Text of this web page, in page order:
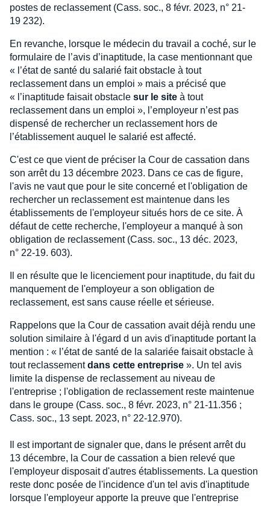
postes de reclassement (Cass. soc., 8 févr. 2023, n° 21-
19 232).
En revanche, lorsque le médecin du travail a coché, sur le
formulaire de l’avis d’inaptitude, la case mentionnant que
« l’état de santé du salarié fait obstacle à tout
reclassement dans un emploi » mais a précisé que
« l’inaptitude faisait obstacle sur le site à tout
reclassement dans un emploi », l’employeur n’est pas
dispensé de rechercher un reclassement hors de
l’établissement auquel le salarié est affecté.
C'est ce que vient de préciser la Cour de cassation dans
son arrêt du 13 décembre 2023. Dans ce cas de figure,
l'avis ne vaut que pour le site concerné et l'obligation de
rechercher un reclassement est maintenue dans les
établissements de l'employeur situés hors de ce site. À
défaut de cette recherche, l'employeur a manqué à son
obligation de reclassement (Cass. soc., 13 déc. 2023,
n° 22-19. 603).
Il en résulte que le licenciement pour inaptitude, du fait du
manquement de l'employeur a son obligation de
reclassement, est sans cause réelle et sérieuse.
Rappelons que la Cour de cassation avait déjà rendu une
solution similaire à l'égard d un avis d'inaptitude portant la
mention : « l’état de santé de la salariée faisait obstacle à
tout reclassementdans cette entreprise ». Un tel avis
limite la dispense de reclassement au niveau de
l'entreprise ; l'obligation de reclassement reste maintenue
dans le groupe (Cass. soc., 8 févr. 2023, n° 21-11.356 ;
Cass. soc., 13 sept. 2023, n° 22-12.970).
Il est important de signaler que, dans le présent arrêt du
13 décembre, la Cour de cassation a bien relevé que
l'employeur disposait d'autres établissements. La question
reste donc posée de l'incidence d'un tel avis d'inaptitude
lorsque l'employeur apporte la preuve que l'entreprise